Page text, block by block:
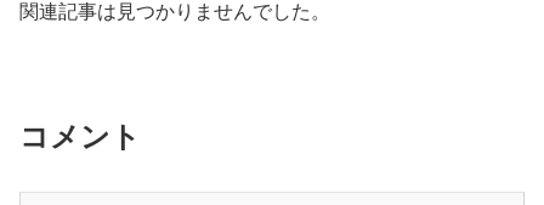
関連記事は見つかりませんでした。
コメント